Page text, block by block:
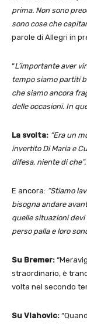
prima. Non sono
sono cose che
parole di Allegri in
“L’importante aver
tempo siamo partiti
che siamo ancora
delle occasioni. In
La svolta: “Era un
invertito Di Maria e
difesa, niente di che”.
E ancora: “Stiamo
bisogna andare
quelle situazioni devi
perso palla e loro
Su Bremer:
straordinario, è
volta nel secondo
Su Vlahovic: